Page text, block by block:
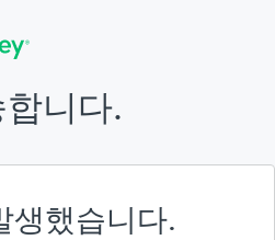
니다.
생했습니다.